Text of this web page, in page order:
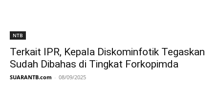
NTB
Terkait IPR, Kepala Diskominfotik Tegaskan
Sudah Dibahas di Tingkat Forkopimda
SUARANTB.com - 08/09/2025